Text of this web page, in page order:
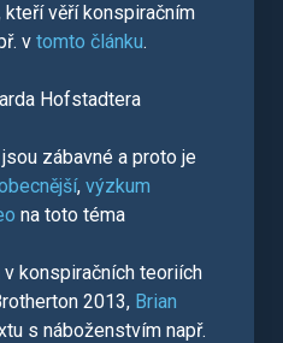
věří konspiračním
v tomto článku.
Hofstadtera
zábavné a proto je
, výzkum
na toto téma
konspiračních teoriích
2013, Brian
s náboženstvím např.